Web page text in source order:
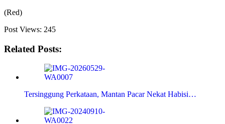
(Red)
Post Views: 245
Related Posts:
Tersinggung Perkataan, Mantan Pacar Nekat Habisi…